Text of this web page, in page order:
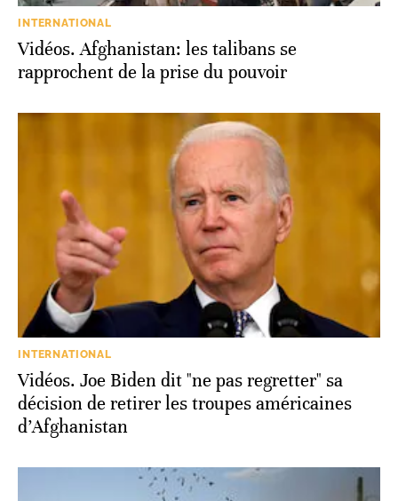
INTERNATIONAL
Vidéos. Afghanistan: les talibans se
rapprochent de la prise du pouvoir
INTERNATIONAL
Vidéos. Joe Biden dit "ne pas regretter" sa
décision de retirer les troupes américaines
d’Afghanistan